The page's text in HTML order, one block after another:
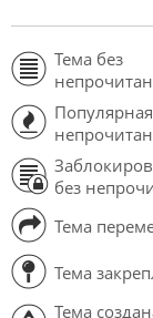
Тема без
без
Тема
Тема
Тема